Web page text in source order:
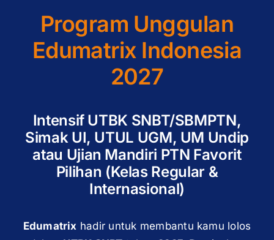
Program Unggulan
Edumatrix Indonesia
2027
Intensif UTBK SNBT/SBMPTN,
Simak UI, UTUL UGM, UM Undip
atau Ujian Mandiri PTN Favorit
Pilihan (Kelas Regular &
Internasional)
Edumatrix hadir untuk membantu kamu lolos